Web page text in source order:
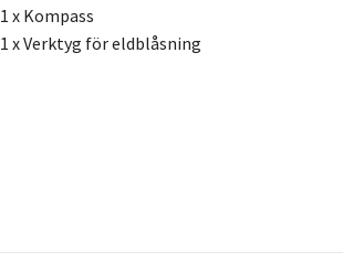
1 x Kompass
1 x Verktyg för eldblåsning